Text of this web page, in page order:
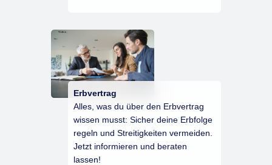
Erbvertrag
Alles, was du über den Erbvertrag
wissen musst: Sicher deine Erbfolge
regeln und Streitigkeiten vermeiden.
Jetzt informieren und beraten
lassen!